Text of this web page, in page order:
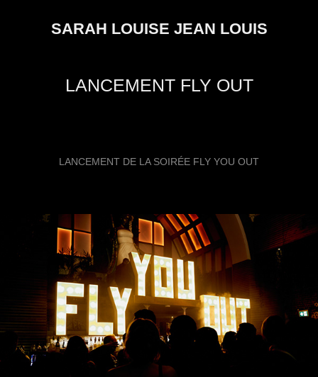
SARAH LOUISE JEAN LOUIS
LANCEMENT FLY OUT
LANCEMENT DE LA SOIRÉE FLY YOU OUT